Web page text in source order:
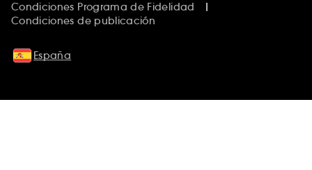
Condiciones Programa de Fidelidad
Condiciones de publicación
España